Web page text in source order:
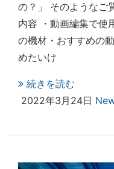
の？」 そのようなご
内容 ・動画編集で使
の機材・おすすめの
めたいけ
続きを読む
2022年3月24日